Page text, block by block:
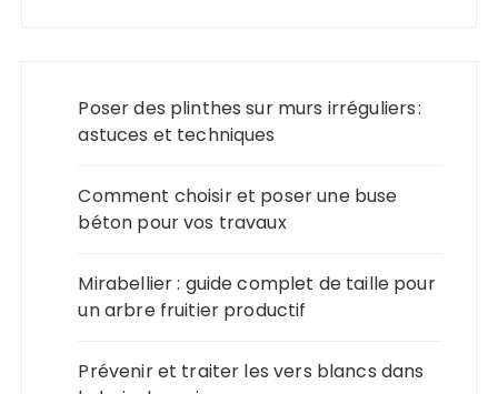
Poser des plinthes sur murs irréguliers :
astuces et techniques
Comment choisir et poser une buse
béton pour vos travaux
Mirabellier : guide complet de taille pour
un arbre fruitier productif
Prévenir et traiter les vers blancs dans